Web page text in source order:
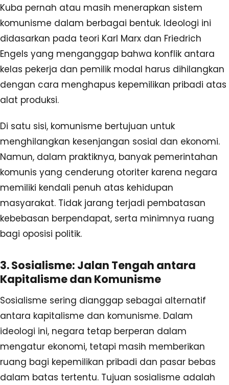
Kuba pernah atau masih menerapkan sistem
komunisme dalam berbagai bentuk. Ideologi ini
didasarkan pada teori Karl Marx dan Friedrich
Engels yang menganggap bahwa konflik antara
kelas pekerja dan pemilik modal harus dihilangkan
dengan cara menghapus kepemilikan pribadi atas
alat produksi.
Di satu sisi, komunisme bertujuan untuk
menghilangkan kesenjangan sosial dan ekonomi.
Namun, dalam praktiknya, banyak pemerintahan
komunis yang cenderung otoriter karena negara
memiliki kendali penuh atas kehidupan
masyarakat. Tidak jarang terjadi pembatasan
kebebasan berpendapat, serta minimnya ruang
bagi oposisi politik.
3. Sosialisme: Jalan Tengah antara
Kapitalisme dan Komunisme
Sosialisme sering dianggap sebagai alternatif
antara kapitalisme dan komunisme. Dalam
ideologi ini, negara tetap berperan dalam
mengatur ekonomi, tetapi masih memberikan
ruang bagi kepemilikan pribadi dan pasar bebas
dalam batas tertentu. Tujuan sosialisme adalah